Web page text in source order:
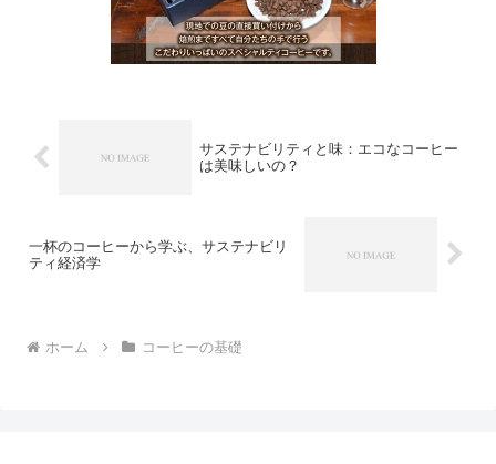
サステナビリティと味：エコなコーヒー
は美味しいの？
一杯のコーヒーから学ぶ、サステナビリ
ティ経済学
ホーム コーヒーの基礎